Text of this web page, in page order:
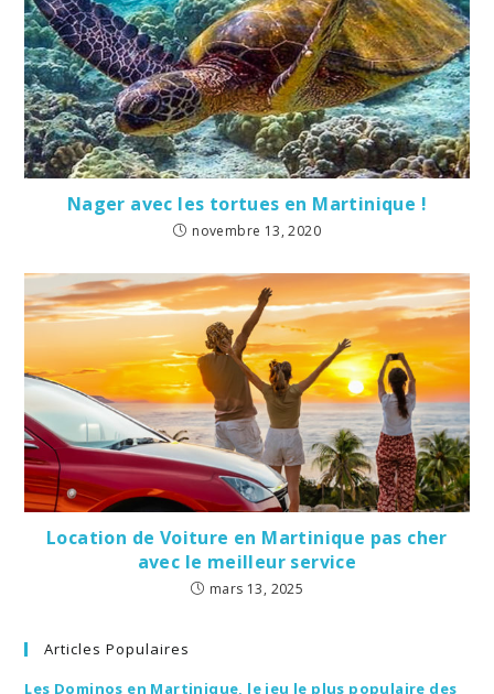
Nager avec les tortues en Martinique !
novembre 13, 2020
Location de Voiture en Martinique pas cher
avec le meilleur service
mars 13, 2025
Articles Populaires
Les Dominos en Martinique, le jeu le plus populaire des